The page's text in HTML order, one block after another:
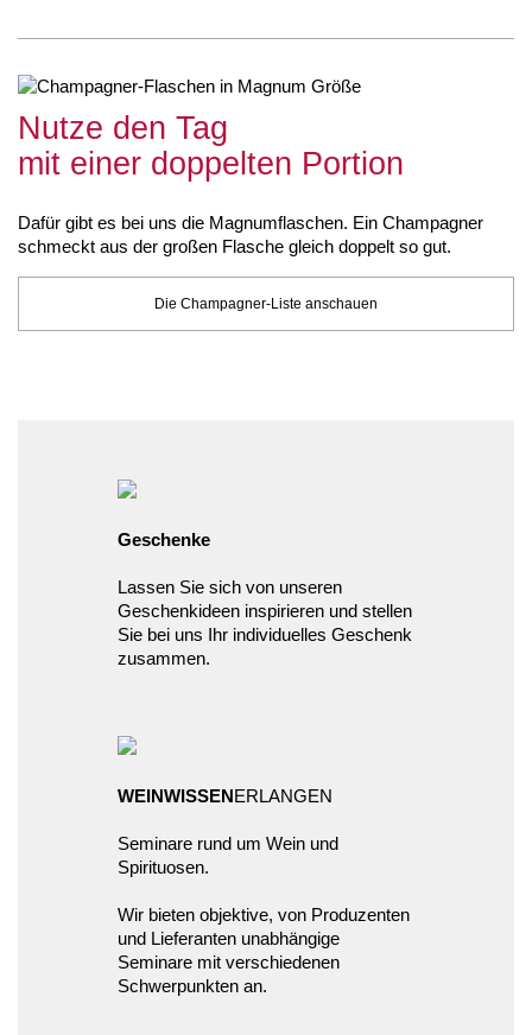
Nutze den Tag
mit einer doppelten Portion
Dafür gibt es bei uns die Magnumflaschen. Ein Champagner
schmeckt aus der großen Flasche gleich doppelt so gut.
Die Champagner-Liste anschauen
Geschenke
Lassen Sie sich von unseren
Geschenkideen inspirieren und stellen
Sie bei uns Ihr individuelles Geschenk
zusammen.
WEINWISSENERLANGEN
Seminare rund um Wein und
Spirituosen.
Wir bieten objektive, von Produzenten
und Lieferanten unabhängige
Seminare mit verschiedenen
Schwerpunkten an.